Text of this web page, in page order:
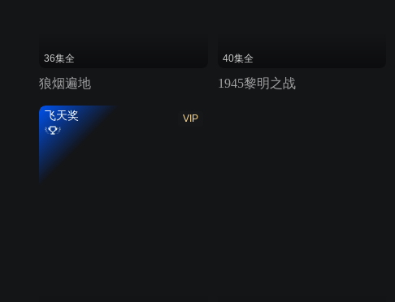
36集全
狼烟遍地
40集全
1945黎明之战
VIP
飞天奖